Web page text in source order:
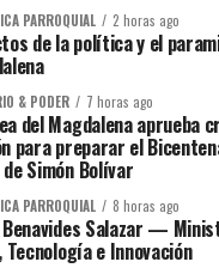
PARROQUIAL 2 horas ago
de la política y el
& PODER 7 horas ago
del Magdalena aprueba
para preparar el
Simón Bolívar
PARROQUIAL 8 horas ago
Benavides Salazar —
Tecnología e Innovación